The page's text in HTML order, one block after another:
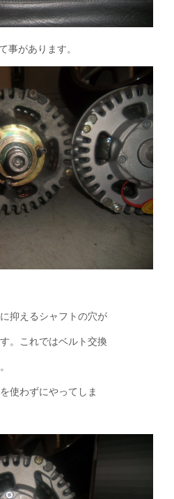
事があります。
抑えるシャフトの穴が
。これではベルト交換
使わずにやってしま